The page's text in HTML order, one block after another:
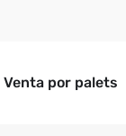
Venta por palets